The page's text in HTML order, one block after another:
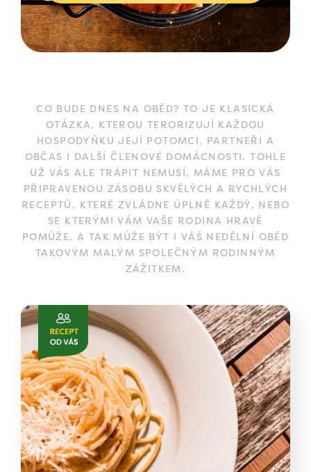
CO BUDE DNES NA OBĚD? TO JE KLASICKÁ
OTÁZKA, KTEROU TERORIZUJÍ KAŽDOU
HOSPODYŇKU JEJÍ POTOMCI, PARTNEŘI A
OBČAS I DALŠÍ ČLENOVÉ DOMÁCNOSTI. TOHLE
UŽ VÁS ALE TRÁPIT NEMUSÍ, MÁME PRO VÁS
PŘIPRAVENOU ZÁSOBU SKVĚLÝCH A RYCHLÝCH
RECEPTŮ, KTERÉ ZVLÁDNE ÚPLNĚ KAŽDÝ, NEBO
SE KTERÝMI VÁM VAŠE RODINA HRAVĚ
POMŮŽE. A TAK MŮŽE BÝT I VÁŠ NEDĚLNÍ OBĚD
TAKOVÝM MALÝM SPOLEČNÝM RODINNÝM
ZÁŽITKEM.